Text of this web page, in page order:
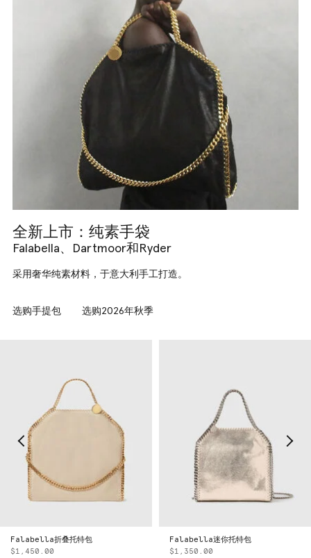
全新上市：纯素手袋
Falabella、Dartmoor和Ryder
采用奢华纯素材料，于意大利手工打造。
选购手提包 选购2026年秋季
Falabella迷你托特包
Falabella迷你托特包